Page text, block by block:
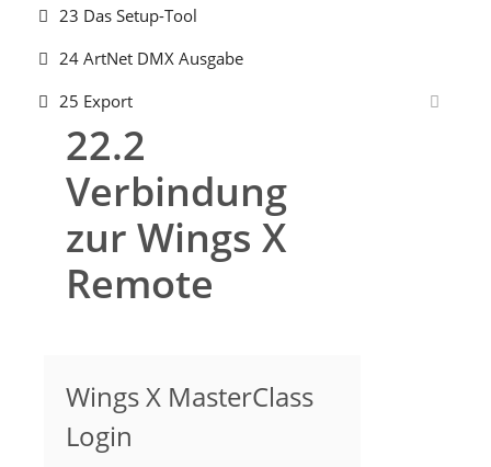
23 Das Setup-Tool
24 ArtNet DMX Ausgabe
25 Export
22.2
Verbindung
zur Wings X
Remote
Wings X MasterClass
Login